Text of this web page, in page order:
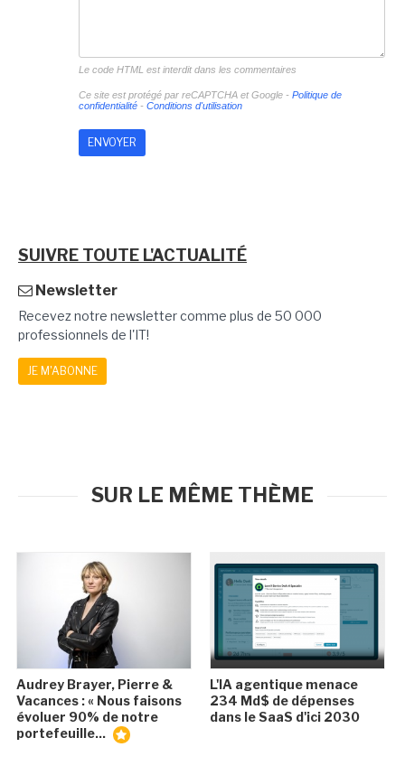
Le code HTML est interdit dans les commentaires
Ce site est protégé par reCAPTCHA et Google - Politique de
confidentialité- Conditions d'utilisation
SUIVRE TOUTE L'ACTUALITÉ
Newsletter
Recevez notre newsletter comme plus de 50 000
professionnels de l'IT!
JE M'ABONNE
SUR LE MÊME THÈME
Audrey Brayer, Pierre &
Vacances : « Nous faisons
évoluer 90% de notre
portefeuille...
L'IA agentique menace
234 Md$ de dépenses
dans le SaaS d'ici 2030